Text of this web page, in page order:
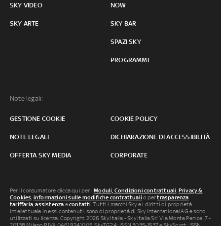
SKY VIDEO
SKY ARTE
NOW
SKY BAR
SPAZI SKY
PROGRAMMI
Note legali:
GESTIONE COOKIE COOKIE POLICY
NOTE LEGALI DICHIARAZIONE DI ACCESSIBILITÀ
OFFERTA SKY MEDIA CORPORATE
Per il consumatore clicca qui per iModuli, Condizioni contrattuali, Privacy &
Cookies, informazioni sulle modifiche contrattuali o pertrasparenza
tariffaria,assistenza econtatti. Tutti i marchi Sky e i diritti di proprietà
intellettuale in essi contenuti, sono di proprietà di Sky international AG e sono
utilizzati su licenza. Copyright 2026 Sky Italia - Sky Italia Srl Via Monte Penice, 7 -